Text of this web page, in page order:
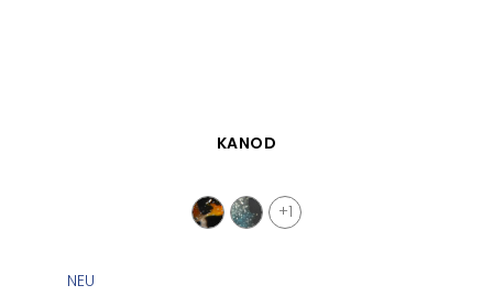
SCHNELLANSICHT
KANOD
+1
NEU